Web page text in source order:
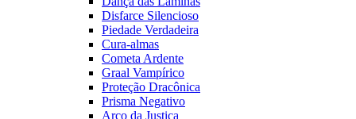
Disfarce Silencioso
Piedade Verdadeira
Cura-almas
Cometa Ardente
Graal Vampírico
Proteção Dracônica
Prisma Negativo
Arco da Justiça